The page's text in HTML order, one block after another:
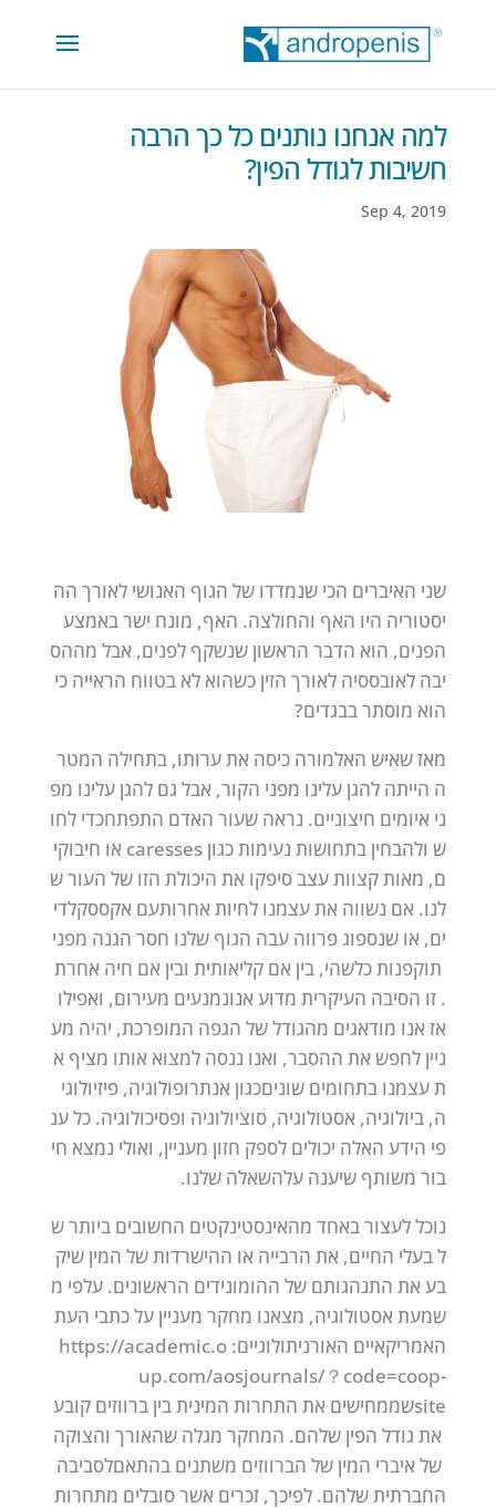
למה אנחנו נותנים כל כך הרבה
חשיבות לגודל הפין?
Sep 4, 2019
שני האיברים הכי שנמדדו של הגוף האנושי לאורך הה
יסטוריה היו האף והחולצה. האף, מונח ישרבאמצע
הפנים, הוא הדבר הראשון שנשקףלפנים, אבל מההס
יבה לאובססיה לאורך הזין כשהוא לא בטווח הראייה כי
הוא מוסתרבבגדים?
מאזשאיש האלמורה כיסה אתערותו, בתחילה המטר
ה הייתה להגן עלינו מפני הקור, אבל גם להגן עלינו מפ
ני איומים חיצוניים. נראה שעור האדם התפתחכדי לחו
ש ולהבחין בתחושות נעימותכגון caresses או חיבוקי
ם, מאותקצוותעצבסיפקו את היכולת הזו של העורש
לנו. אם נשווה אתעצמנו לחיות אחרותעם אקססקלדי
ים, או שנספוגפרווה עבה הגוףשלנו חסר הגנה מפני
תוקפנותכלשהי, בין אם קליאותית ובין אם חיה אחרת
. זו הסיבה העיקרית מדוע אנונמנעים מעירום, ואפילו
אז אנו מודאגים מהגודלשל הגפה המופרכת, יהיה מע
ניין לחפש את ההסבר, ואנו ננסה למצוא אותו מציף א
תעצמנו בתחומים שוניםכגון אנתרופולוגיה, פיזיולוגי
ה, ביולוגיה, אסטולוגיה, סוציולוגיה ופסיכולוגיה. כלענ
פי הידע האלה יכולים לספק חזון מעניין, ואולי נמצא חי
בור משותףשיענה עלהשאלה שלנו.
נוכללעצורבאחד מהאינסטינקטים החשובים ביותרש
לבעלי החיים, את הרבייה או ההישרדותשל המין שיק
בע את התנהגותם של ההומונידים הראשונים. עלפי מ
שמעת אסטולוגיה, מצאנו מחקר מעניין עלכתבי העת
האמריקאיים האורניתולוגיים: https://academic.o
up.com/aosjournals/？code=coop-
siteשממחישים את התחרות המיניתבין ברווזים קובע
את גודל הפין שלהם. המחקר מגלה שהאורך והצוקה
של איברי המין של הברווזים משתנים בהתאםלסביבה
החברתיתשלהם. לפיכך, זכרים אשרסובלים מתחרות